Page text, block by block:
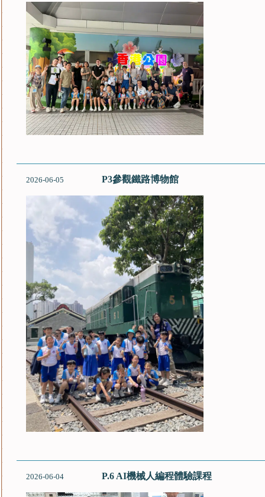
2026-06-05 P3參觀鐵路博物館
2026-06-04 P.6 AI機械人編程體驗課程